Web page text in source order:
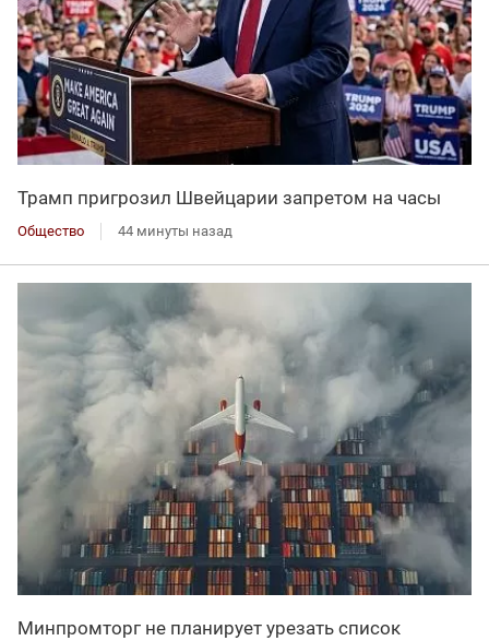
Трамп пригрозил Швейцарии запретом на часы
Общество 44 минуты назад
Минпромторг не планирует урезать список